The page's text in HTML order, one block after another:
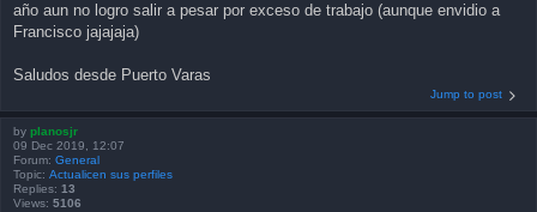
año aun no logro salir a pesar por exceso de trabajo (aunque envidio a
Francisco jajajaja)
Saludos desde Puerto Varas
Jump to post
by planosjr
09 Dec 2019, 12:07
Forum: General
Topic: Actualicen sus perfiles
Replies: 13
Views: 5106